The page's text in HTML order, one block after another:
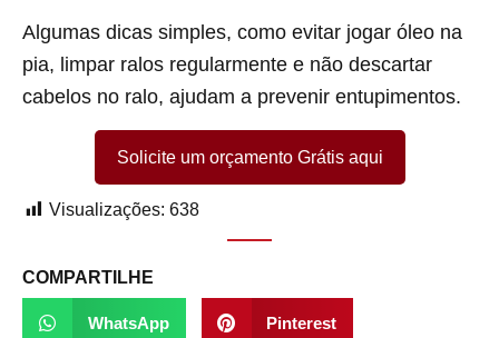
Algumas dicas simples, como evitar jogar óleo na
pia, limpar ralos regularmente e não descartar
cabelos no ralo, ajudam a prevenir entupimentos.
Solicite um orçamento Grátis aqui
Visualizações: 638
COMPARTILHE
WhatsApp Pinterest